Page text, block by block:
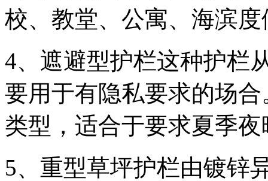
校、教堂、公寓、海滨
4、遮避型护栏这种护栏
要用于有隐私要求的场
类型，适合于要求夏季
5、重型草坪护栏由镀锌